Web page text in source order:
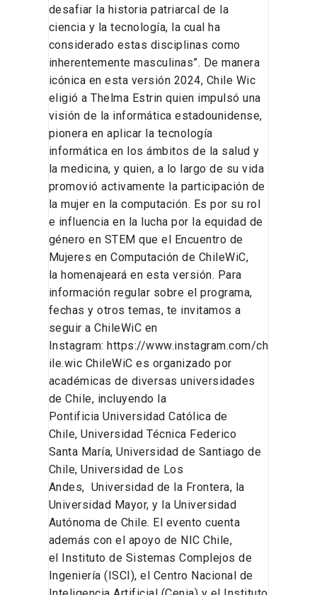
desafiar la historia patriarcal de la
ciencia y la tecnología, la cual ha
considerado estas disciplinas como
inherentemente masculinas”. De manera
icónica en esta versión 2024, Chile Wic
eligió a Thelma Estrin quien impulsó una
visión de la informática estadounidense,
pionera en aplicar la tecnología
informática en los ámbitos de la salud y
la medicina, y quien, a lo largo de su vida
promovió activamente la participación de
la mujer en la computación. Es por su rol
e influencia en la lucha por la equidad de
género en STEM que el Encuentro de
Mujeres en Computación de ChileWiC,
la homenajeará en esta versión. Para
información regular sobre el programa,
fechas y otros temas, te invitamos a
seguir a ChileWiC en
Instagram: https://www.instagram.com/ch
ile.wic ChileWiC es organizado por
académicas de diversas universidades
de Chile, incluyendo la
Pontificia Universidad Católica de
Chile, Universidad Técnica Federico
Santa María, Universidad de Santiago de
Chile, Universidad de Los
Andes, Universidad de la Frontera, la
Universidad Mayor, y la Universidad
Autónoma de Chile. El evento cuenta
además con el apoyo de NIC Chile,
el Instituto de Sistemas Complejos de
Ingeniería (ISCI), el Centro Nacional de